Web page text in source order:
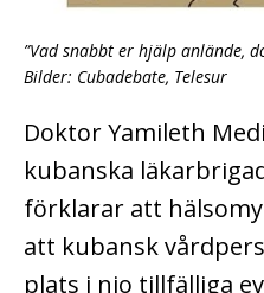
”Vad snabbt er hjälp anlände,
Bilder: Cubadebate, Telesur
Doktor Yamileth
kubanska
förklarar att
att kubansk
plats i nio tillfälliga